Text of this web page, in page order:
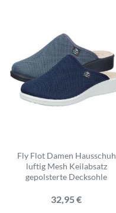
Fly Flot Damen Hausschuh
luftig Mesh Keilabsatz
gepolsterte Decksohle
32,95 €